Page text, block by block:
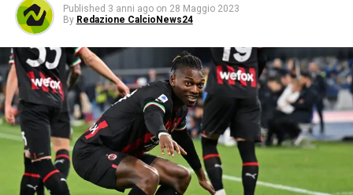
Published 3 anni ago on 28 Maggio 2023
By Redazione CalcioNews24